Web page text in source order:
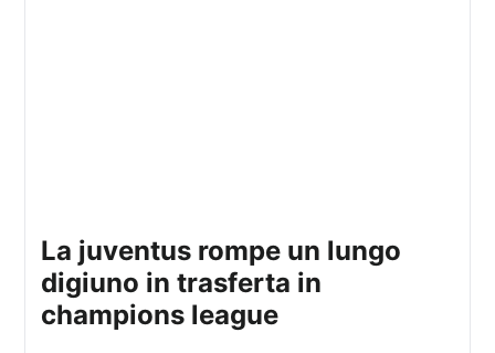
la juventus rompe un lungo
digiuno in trasferta in
champions league